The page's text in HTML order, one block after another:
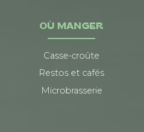
OÙ MANGER
Casse-croûte
Restos et cafés
Microbrasserie